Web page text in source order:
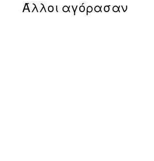
Άλλοι αγόρασαν